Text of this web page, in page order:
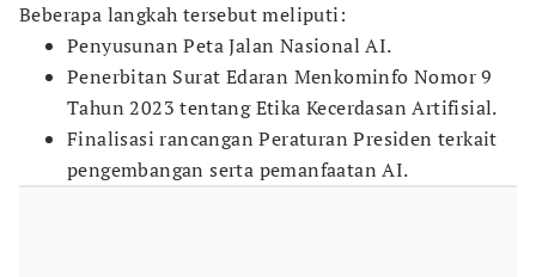
Beberapa langkah tersebut meliputi:
Penyusunan Peta Jalan Nasional AI.
Penerbitan Surat Edaran Menkominfo Nomor 9
Tahun 2023 tentang Etika Kecerdasan Artifisial.
Finalisasi rancangan Peraturan Presiden terkait
pengembangan serta pemanfaatan AI.